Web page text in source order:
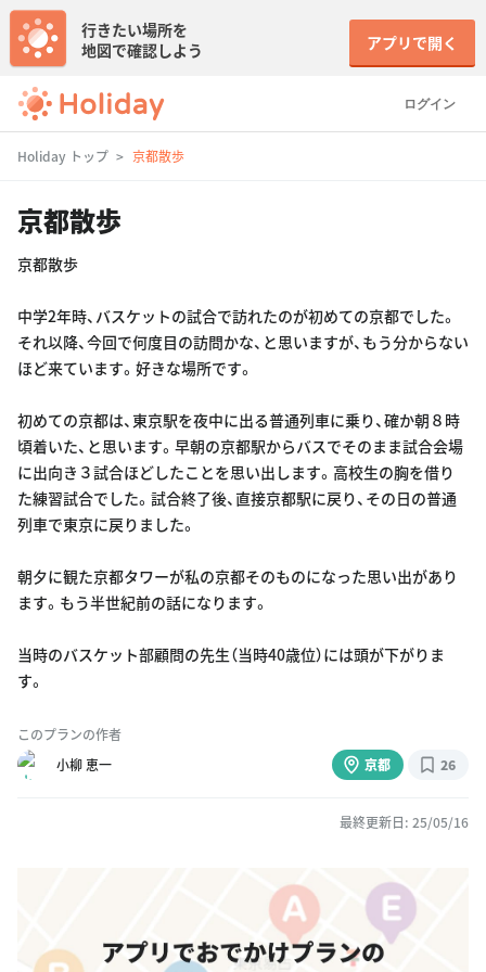
ログイン
行きたい場所を
地図で確認しよう
アプリで開く
Holiday トップ 京都散歩
京都散歩
京都散歩
中学2年時、バスケットの試合で訪れたのが初めての京都でした。
それ以降、今回で何度目の訪問かな、と思いますが、もう分からない
ほど来ています。好きな場所です。
初めての京都は、東京駅を夜中に出る普通列車に乗り、確か朝８時
頃着いた、と思います。早朝の京都駅からバスでそのまま試合会場
に出向き３試合ほどしたことを思い出します。高校生の胸を借り
た練習試合でした。試合終了後、直接京都駅に戻り、その日の普通
列車で東京に戻りました。
朝夕に観た京都タワーが私の京都そのものになった思い出があり
ます。もう半世紀前の話になります。
当時のバスケット部顧問の先生（当時40歳位）には頭が下がりま
す。
このプランの作者
小柳 恵一
京都 26
最終更新日: 25/05/16